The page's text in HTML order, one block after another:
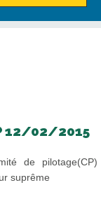
12/02/2015
de pilotage(CP)
suprême